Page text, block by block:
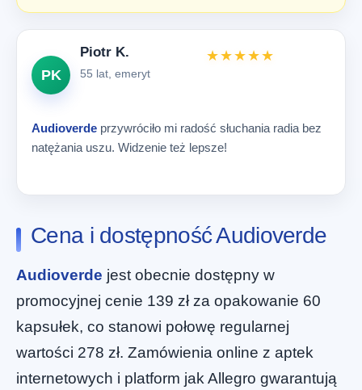
PK
Piotr K.
55 lat, emeryt
★★★★★
Audioverde przywróciło mi radość słuchania radia bez
natężania uszu. Widzenie też lepsze!
Cena i dostępność Audioverde
Audioverde jest obecnie dostępny w
promocyjnej cenie 139 zł za opakowanie 60
kapsułek, co stanowi połowę regularnej
wartości 278 zł. Zamówienia online z aptek
internetowych i platform jak Allegro gwarantują